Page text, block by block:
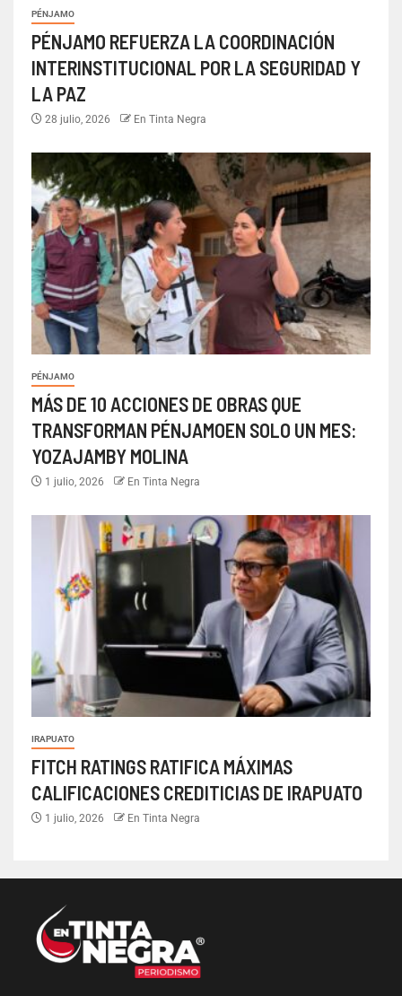
PÉNJAMO
PÉNJAMO REFUERZA LA COORDINACIÓN
INTERINSTITUCIONAL POR LA SEGURIDAD Y
LA PAZ
28 julio, 2026 En Tinta Negra
PÉNJAMO
MÁS DE 10 ACCIONES DE OBRAS QUE
TRANSFORMAN PÉNJAMOEN SOLO UN MES:
YOZAJAMBY MOLINA
1 julio, 2026 En Tinta Negra
IRAPUATO
FITCH RATINGS RATIFICA MÁXIMAS
CALIFICACIONES CREDITICIAS DE IRAPUATO
1 julio, 2026 En Tinta Negra